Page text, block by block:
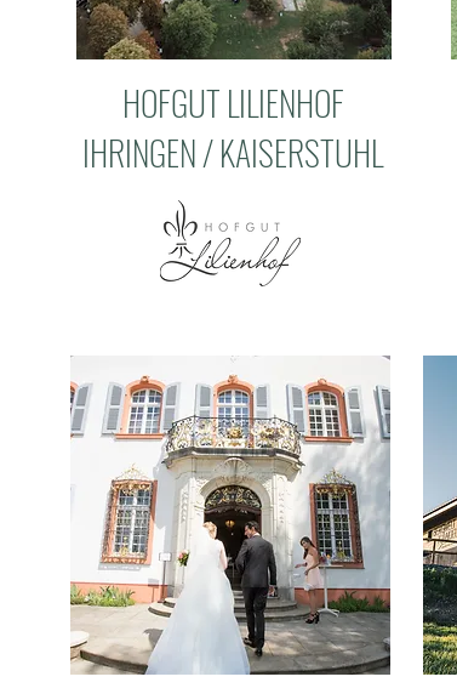
HOFGUT LILIENHOF
IHRINGEN / KAISERSTUHL